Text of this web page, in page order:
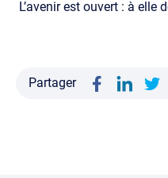
L’avenir est ouvert : à elle
Partager